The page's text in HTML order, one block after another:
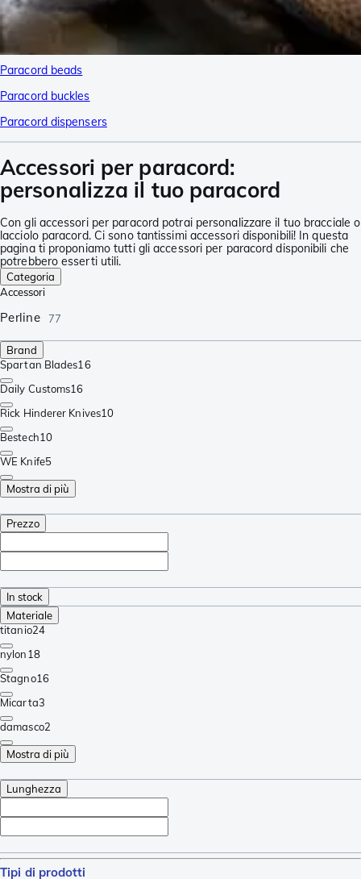
Paracord beads
Paracord buckles
Paracord dispensers
Accessori per paracord:
personalizza il tuo paracord
Con gli accessori per paracord potrai personalizzare il tuo bracciale o
lacciolo paracord. Ci sono tantissimi accessori disponibili! In questa
pagina ti proponiamo tutti gli accessori per paracord disponibili che
potrebbero esserti utili.
Categoria
Accessori
Perline 77
Brand
Spartan Blades16
Daily Customs16
Rick Hinderer Knives10
Bestech10
WE Knife5
Mostra di più
Prezzo
In stock
Materiale
titanio24
nylon18
Stagno16
Micarta3
damasco2
Mostra di più
Lunghezza
Tipi di prodotti